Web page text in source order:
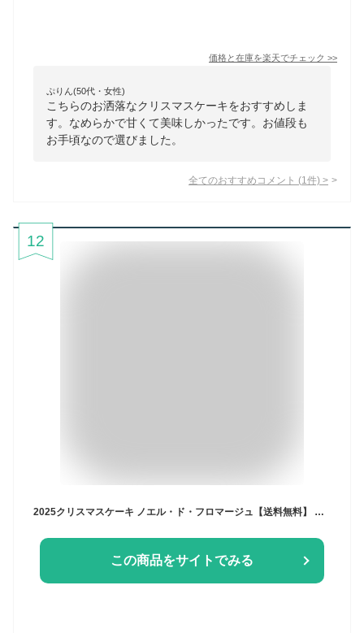
価格と在庫を楽天でチェック >>
ぷりん(50代・女性)
こちらのお洒落なクリスマスケーキをおすすめしま
す。なめらかで甘くて美味しかったです。お値段も
お手頃なので選びました。
全てのおすすめコメント (1 件) >
12
2025クリスマスケーキ ノエル・ド・フロマージュ【送料無料】 クリスマス サンクドノア ケーキ フロマージュ チーズケーキ 13cm 誕生日 ギフト 洋菓子 食べ物 グルメ 高級 焼菓子 内祝い お返し 入学祝い 贈り物 バースデーケーキ
この商品をサイトでみる